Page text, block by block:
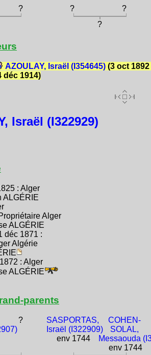
? ?
?
?
AZOULAY, Israël (I354645)(3 oct 1892
déc 1914)
Israël (I322929)
: Alger
ALGÉRIE
Alger
ALGÉRIE
déc 1871 :
Algérie
: Alger
ALGÉRIE
parents
?
SASPORTAS,
Israël (I322909)
env 1744
COHEN-
SOLAL,
Messaouda
env 1744